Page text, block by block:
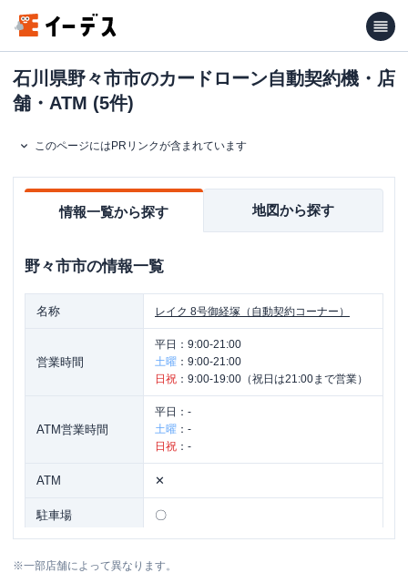
石川県野々市市のカードローン自動契約機・店
舗・ATM (5件)
このページにはPRリンクが含まれています
情報一覧から探す 地図から探す
野々市市の情報一覧
名称 レイク 8号御経塚（自動契約コーナー）
営業時間
平日： 9:00-21:00
土曜 ： 9:00-21:00
日祝 ： 9:00-19:00（祝日は21:00まで営業）
ATM営業時間
平日： -
土曜 ： -
日祝 ： -
ATM ✕
駐車場 〇
※一部店舗によって異なります。